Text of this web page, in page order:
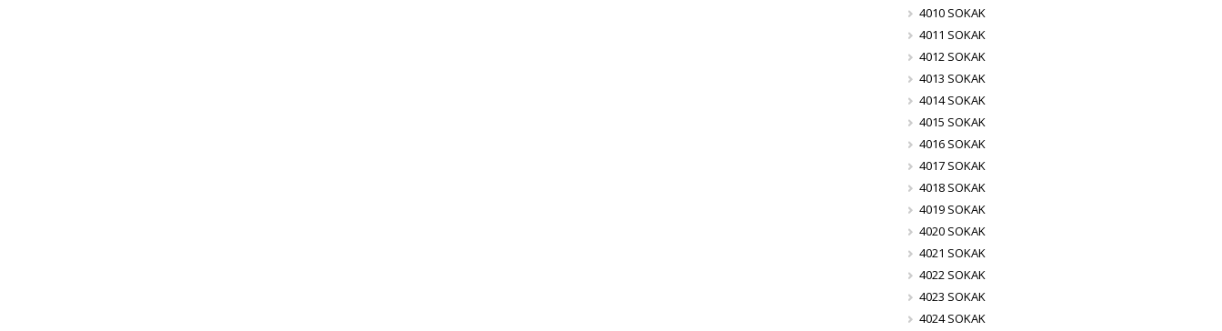
4010 SOKAK
4011 SOKAK
4012 SOKAK
4013 SOKAK
4014 SOKAK
4015 SOKAK
4016 SOKAK
4017 SOKAK
4018 SOKAK
4019 SOKAK
4020 SOKAK
4021 SOKAK
4022 SOKAK
4023 SOKAK
4024 SOKAK